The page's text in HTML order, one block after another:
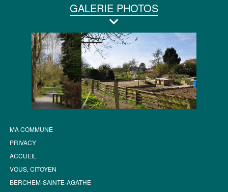
GALERIE PHOTOS
MA COMMUNE
PRIVACY
ACCUEIL
VOUS, CITOYEN
BERCHEM-SAINTE-AGATHE